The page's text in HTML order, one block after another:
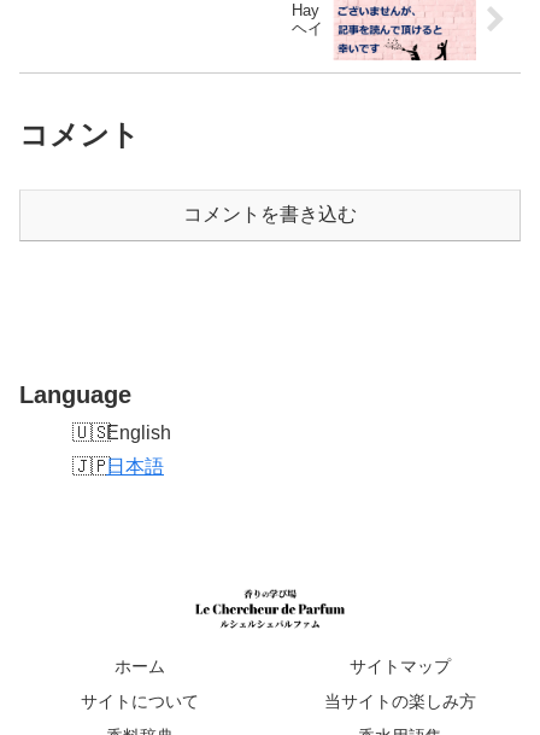
Hay
ヘイ
コメント
コメントを書き込む
Language
English
日本語
ホーム
サイトマップ
サイトについて
当サイトの楽しみ方